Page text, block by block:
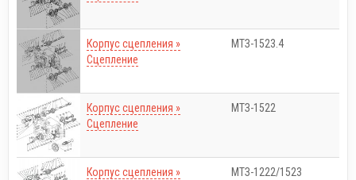
Корпус сцепления »
Сцепление
МТЗ-1523.4
Корпус сцепления »
Сцепление
МТЗ-1522
Корпус сцепления »
МТЗ-1222/1523